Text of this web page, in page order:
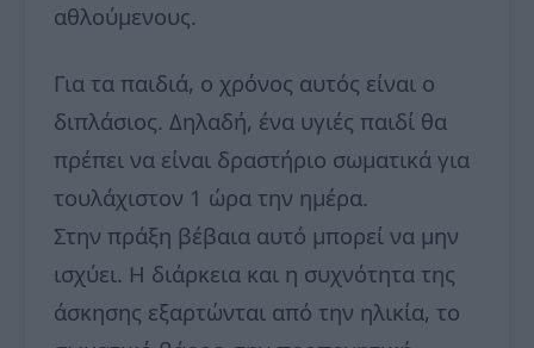
αθλούμενους.
Για τα παιδιά, ο χρόνος αυτός είναι ο
διπλάσιος. Δηλαδή, ένα υγιές παιδί θα
πρέπει να είναι δραστήριο σωματικά για
τουλάχιστον 1 ώρα την ημέρα.
Στην πράξη βέβαια αυτό μπορεί να μην
ισχύει. Η διάρκεια και η συχνότητα της
άσκησης εξαρτώνται από την ηλικία, το